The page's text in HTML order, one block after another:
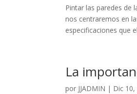
Pintar las paredes de
nos centraremos en
especificaciones que
La
por JJADMIN | Dic 10,